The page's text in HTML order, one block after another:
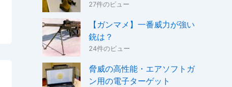
27件のビュー
【ガンマメ】一番威力が強い
銃は？
24件のビュー
脅威の高性能・エアソフトガ
ン用の電子ターゲット